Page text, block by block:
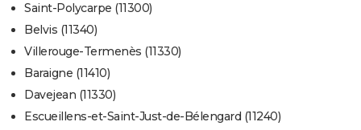
Saint-Polycarpe (11300)
Belvis (11340)
Villerouge-Termenès (11330)
Baraigne (11410)
Davejean (11330)
Escueillens-et-Saint-Just-de-Bélengard (11240)